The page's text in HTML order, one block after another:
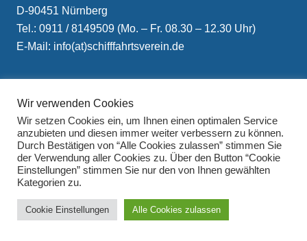
D-90451 Nürnberg
Tel.: 0911 / 8149509 (Mo. – Fr. 08.30 – 12.30 Uhr)
E-Mail: info(at)schifffahrtsverein.de
Impressum
Datenschutzerklärung
Wir verwenden Cookies
Wir setzen Cookies ein, um Ihnen einen optimalen Service
anzubieten und diesen immer weiter verbessern zu können.
Durch Bestätigen von “Alle Cookies zulassen” stimmen Sie
der Verwendung aller Cookies zu. Über den Button “Cookie
Einstellungen” stimmen Sie nur den von Ihnen gewählten
Kategorien zu.
Cookie Einstellungen Alle Cookies zulassen